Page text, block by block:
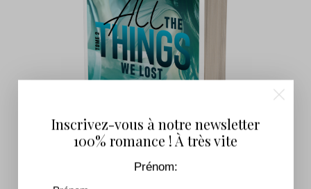
All The Things We Lost – Tome 2
€ – 16,90
Inscrivez-vous à notre newsletter
100% romance ! À très vite
Prénom: